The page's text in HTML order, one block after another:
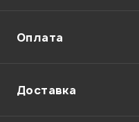
Оплата
Доставка